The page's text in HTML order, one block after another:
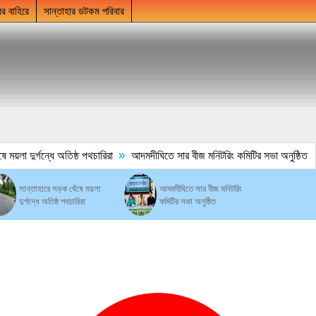
বাহিরে সান্তাহার ডটকম পরিবার
দুর্গন্ধে অতিষ্ঠ পথচারিরা » আদমদীঘিতে সার বীজ মনিটরিং কমিটির সভা অনুষ্ঠিত
সান্তাহারে সড়ক ঘেঁষে ময়লা
দুর্গন্ধে অতিষ্ঠ পথচারিরা
আদমদীঘিতে সার বীজ মনিটরিং
কমিটির সভা অনুষ্ঠিত